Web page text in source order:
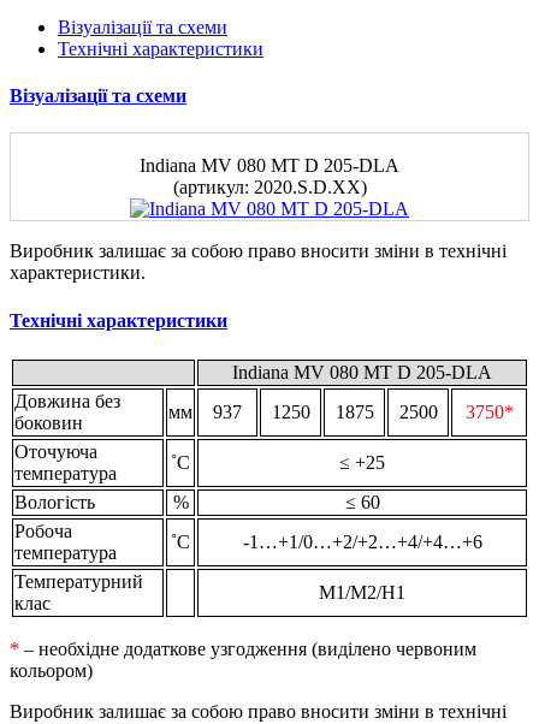
Візуалізації та схеми
Технічні характеристики
Візуалізації та схеми
Indiana MV 080 MT D 205-DLA
(артикул: 2020.S.D.XX)
Виробник залишає за собою право вносити зміни в технічні
характеристики.
Технічні характеристики
Indiana MV 080 MT D 205-DLA
Довжина без
боковин
мм 937 1250 1875 2500
3750*
Оточуюча
температура
˚С
≤ +25
Вологість
%
≤ 60
Робоча
температура
˚С
-1…+1/0…+2/+2…+4/+4…+6
Температурний
клас
М1/М2/Н1
* – необхідне додаткове узгодження (виділено червоним
кольором)
Виробник залишає за собою право вносити зміни в технічні